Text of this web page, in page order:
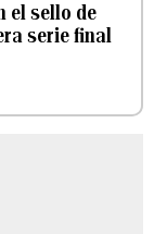
el sello de
serie final